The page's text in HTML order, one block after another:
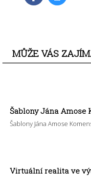
MŮŽE VÁS
Šablony Jána Amose
Šablony Jána Amose
Virtuální realita ve